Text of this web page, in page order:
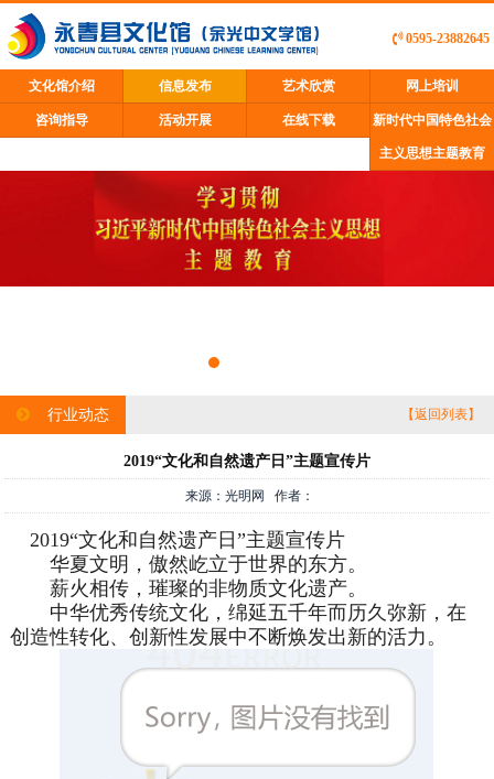
0595-23882645
文化馆介绍 信息发布 艺术欣赏 网上培训
咨询指导 活动开展 在线下载 新时代中国特色社会
主义思想主题教育
行业动态 【返回列表】
2019“文化和自然遗产日”主题宣传片
来源：光明网 作者：
2019“文化和自然遗产日”主题宣传片
华夏文明，傲然屹立于世界的东方。
薪火相传，璀璨的非物质文化遗产。
中华优秀传统文化，绵延五千年而历久弥新，在
创造性转化、创新性发展中不断焕发出新的活力。